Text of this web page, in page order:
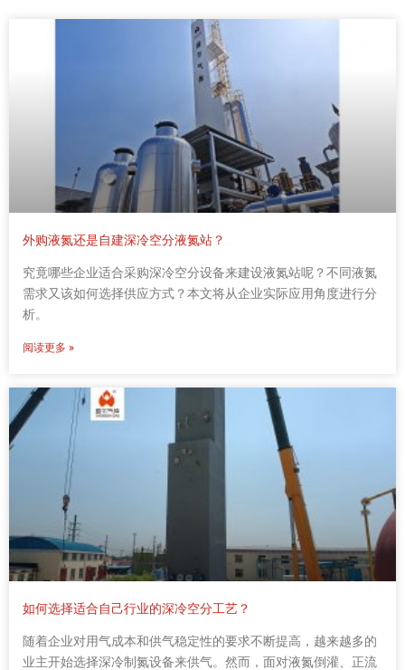
外购液氮还是自建深冷空分液氮站？
究竟哪些企业适合采购深冷空分设备来建设液氮站呢？不同液氮
需求又该如何选择供应方式？本文将从企业实际应用角度进行分
析。
阅读更多 »
如何选择适合自己行业的深冷空分工艺？
随着企业对用气成本和供气稳定性的要求不断提高，越来越多的
业主开始选择深冷制氮设备来供气。然而，面对液氮倒灌、正流